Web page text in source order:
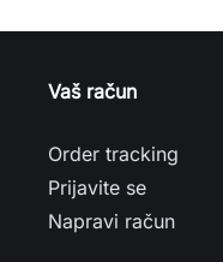
Vaš račun
Order tracking
Prijavite se
Napravi račun